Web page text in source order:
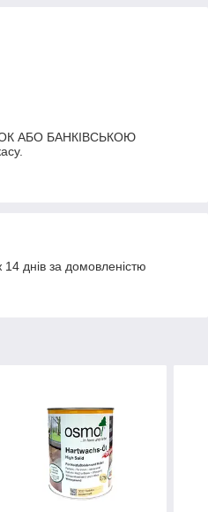
АБО БАНКІВСЬКОЮ
днів за домовленістю